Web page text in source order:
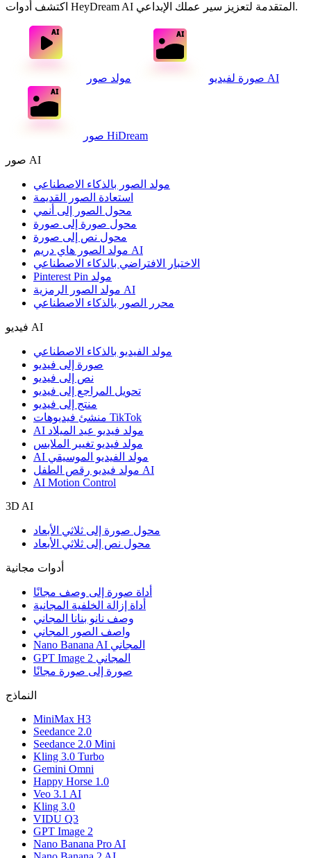
اكتشف أدوات HeyDream AI المتقدمة لتعزيز سير عملك الإبداعي.
صورة لفيديو مولد صور AI
صور HiDream
صور AI
مولد الصور بالذكاء الاصطناعي
استعادة الصور القديمة
محول الصور إلى أنمي
محول صورة إلى صورة
محول نص إلى صورة
مولد الصور هاي دريم AI
الاختبار الافتراضي بالذكاء الاصطناعي
Pinterest Pin مولد
مولد الصور الرمزية AI
محرر الصور بالذكاء الاصطناعي
فيديو AI
مولد الفيديو بالذكاء الاصطناعي
صورة إلى فيديو
نص إلى فيديو
تحويل المراجع إلى فيديو
منتج إلى فيديو
منشئ فيديوهات TikTok
AI مولد فيديو عيد الميلاد
مولد فيديو تغيير الملابس
AI مولد الفيديو الموسيقي
مولد فيديو رقص الطفل AI
AI Motion Control
3D AI
محول صورة إلى ثلاثي الأبعاد
محول نص إلى ثلاثي الأبعاد
أدوات مجانية
أداة صورة إلى وصف مجانًا
أداة إزالة الخلفية المجانية
وصف نانو بنانا المجاني
واصف الصور المجاني
Nano Banana AI المجاني
GPT Image 2 المجاني
صورة إلى صورة مجانًا
النماذج
MiniMax H3
Seedance 2.0
Seedance 2.0 Mini
Kling 3.0 Turbo
Gemini Omni
Happy Horse 1.0
Veo 3.1 AI
Kling 3.0
VIDU Q3
GPT Image 2
Nano Banana Pro AI